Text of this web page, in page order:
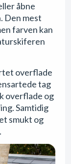
åbne
Den mest
farven kan
overflade
tag
overflade og
Samtidig
smukt og